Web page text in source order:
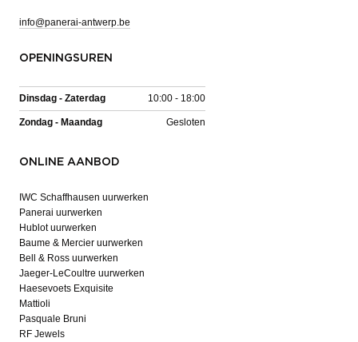
info@panerai-antwerp.be
OPENINGSUREN
Dinsdag - Zaterdag 10:00 - 18:00
Zondag - Maandag Gesloten
ONLINE AANBOD
IWC Schaffhausen uurwerken
Panerai uurwerken
Hublot uurwerken
Baume & Mercier uurwerken
Bell & Ross uurwerken
Jaeger-LeCoultre uurwerken
Haesevoets Exquisite
Mattioli
Pasquale Bruni
RF Jewels